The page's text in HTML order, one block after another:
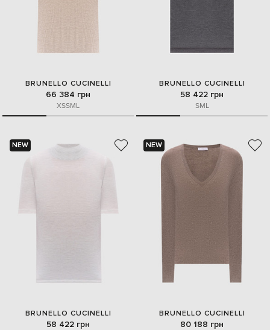
BRUNELLO CUCINELLI
66 384 грн
XSSML
BRUNELLO CUCINELLI
58 422 грн
SML
NEW
BRUNELLO CUCINELLI
58 422 грн
NEW
BRUNELLO CUCINELLI
80 188 грн